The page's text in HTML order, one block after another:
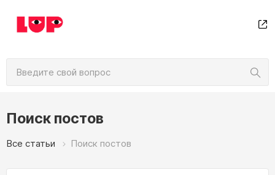
Поиск постов
Все статьи Поиск постов